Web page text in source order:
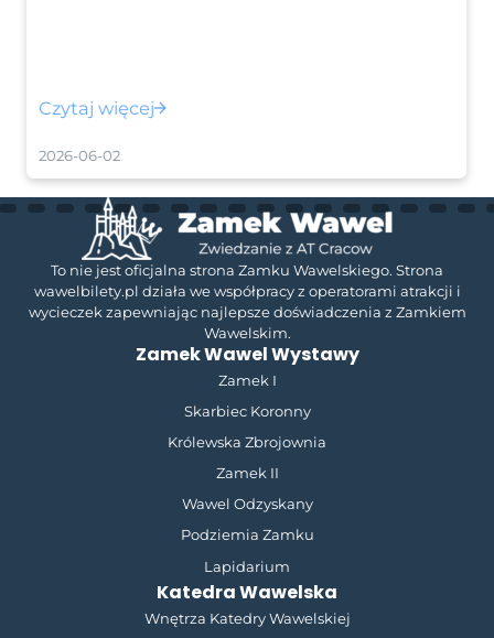
Czytaj więcej
2026-06-02
To nie jest oficjalna strona Zamku Wawelskiego. Strona
wawelbilety.pl działa we współpracy z operatorami atrakcji i
wycieczek zapewniając najlepsze doświadczenia z Zamkiem
Wawelskim.
Zamek Wawel Wystawy
Zamek I
Skarbiec Koronny
Królewska Zbrojownia
Zamek II
Wawel Odzyskany
Podziemia Zamku
Lapidarium
Katedra Wawelska
Wnętrza Katedry Wawelskiej